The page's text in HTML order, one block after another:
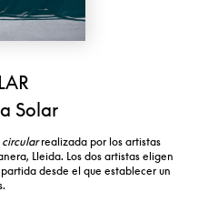
Solar
circularrealizada por los artistas
Lleida. Los dos artistas eligen
desde el que establecer un